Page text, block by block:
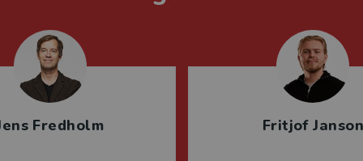
Fredholm Fritjof Janson